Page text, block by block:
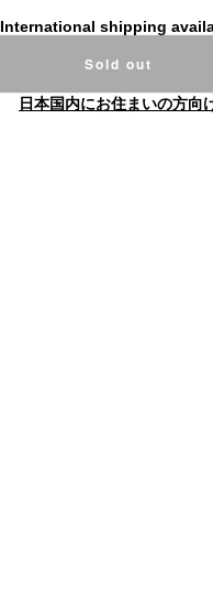
International shipping
Sold out
日本国内にお住まいの方向